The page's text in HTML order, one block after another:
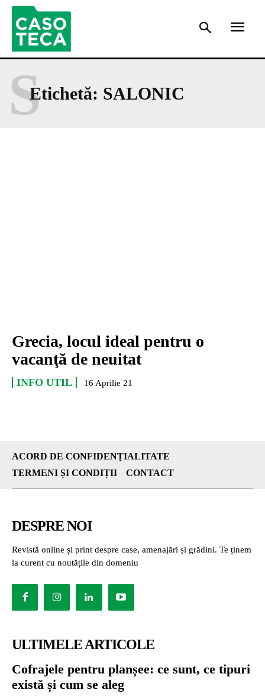
Etichetă: SALONIC
S
Grecia, locul ideal pentru o
vacanţă de neuitat
INFO UTIL 16 Aprilie 21
ACORD DE CONFIDENȚIALITATE
TERMENI ȘI CONDIȚII
CONTACT
DESPRE NOI
Revistă online și print despre case, amenajări și grădini. Te ținem
la curent cu noutățile din domeniu
ULTIMELE ARTICOLE
Cofrajele pentru planșee: ce sunt, ce tipuri
există și cum se aleg